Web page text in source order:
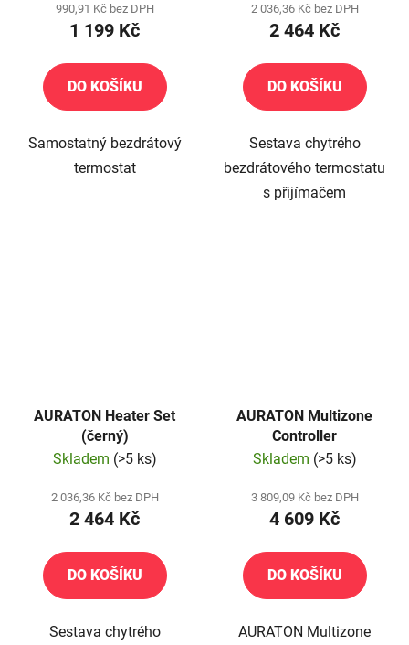
990,91 Kč bez DPH
1 199 Kč
DO KOŠÍKU
Samostatný bezdrátový
termostat
2 036,36 Kč bez DPH
2 464 Kč
DO KOŠÍKU
Sestava chytrého
bezdrátového termostatu
s přijímačem
AURATON Heater Set
(černý)
Skladem (>5 ks)
2 036,36 Kč bez DPH
2 464 Kč
DO KOŠÍKU
Sestava chytrého
AURATON Multizone
Controller
Skladem (>5 ks)
3 809,09 Kč bez DPH
4 609 Kč
DO KOŠÍKU
AURATON Multizone